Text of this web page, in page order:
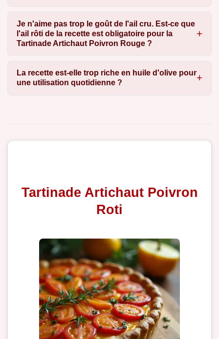
Je n'aime pas trop le goût de l'ail cru. Est-ce que
l'ail rôti de la recette est obligatoire pour la
Tartinade Artichaut Poivron Rouge ?
La recette est-elle trop riche en huile d'olive pour
une utilisation quotidienne ?
Tartinade Artichaut Poivron
Roti